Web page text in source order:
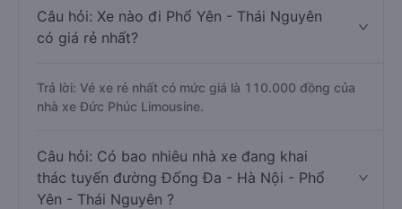
Câu hỏi: Xe nào đi Phổ Yên - Thái Nguyên
có giá rẻ nhất?
Trả lời: Vé xe rẻ nhất có mức giá là 110.000 đồng của
nhà xe Đức Phúc Limousine.
Câu hỏi: Có bao nhiêu nhà xe đang khai
thác tuyến đường Đống Đa - Hà Nội - Phổ
Yên - Thái Nguyên ?